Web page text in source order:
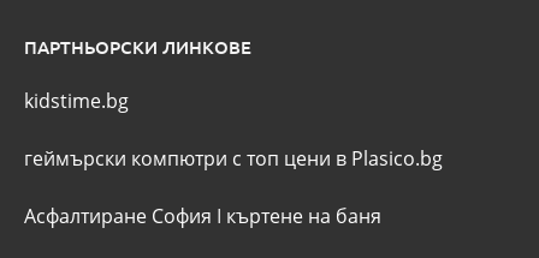
ПАРТНЬОРСКИ ЛИНКОВЕ
kidstime.bg
геймърски компютри с топ цени в Plasico.bg
Асфалтиране София I къртене на баня